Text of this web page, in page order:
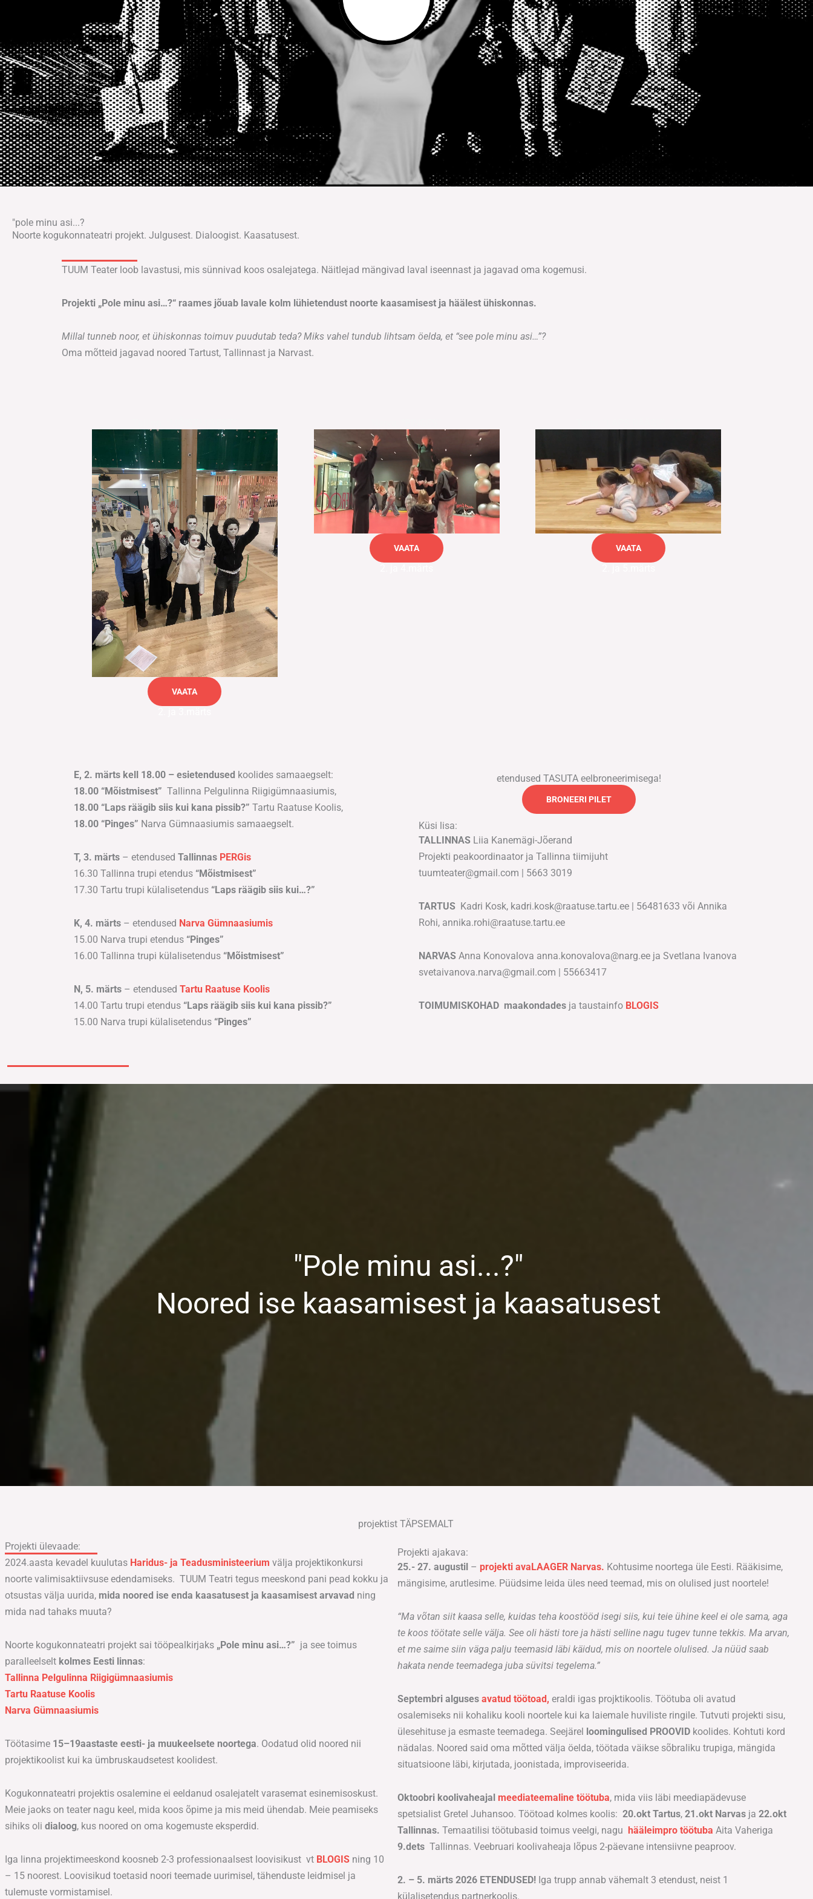
"pole minu asi...?
Noorte kogukonnateatri projekt. Julgusest. Dialoogist. Kaasatusest.
TUUM Teater loob lavastusi, mis sünnivad koos osalejatega. Näitlejad mängivad laval iseennast ja jagavad oma kogemusi.
Projekti „Pole minu asi…?“ raames jõuab lavale kolm lühietendust noorte kaasamisest ja häälest ühiskonnas.
Millal tunneb noor, et ühiskonnas toimuv puudutab teda? Miks vahel tundub lihtsam öelda, et “see pole minu asi…”?
Oma mõtteid jagavad noored Tartust, Tallinnast ja Narvast.
VAATA
VAATA VAATA
E, 2. märts kell 18.00 – esietendused koolides samaaegselt:
18.00 “Mõistmisest” Tallinna Pelgulinna Riigigümnaasiumis,
18.00 “Laps räägib siis kui kana pissib?” Tartu Raatuse Koolis,
18.00 “Pinges” Narva Gümnaasiumis samaaegselt.
T, 3. märts – etendused Tallinnas PERGis
16.30 Tallinna trupi etendus “Mõistmisest”
17.30 Tartu trupi külalisetendus “Laps räägib siis kui…?”
K, 4. märts – etendused Narva Gümnaasiumis
15.00 Narva trupi etendus “Pinges”
16.00 Tallinna trupi külalisetendus “Mõistmisest”
N, 5. märts – etendused Tartu Raatuse Koolis
14.00 Tartu trupi etendus “Laps räägib siis kui kana pissib?”
15.00 Narva trupi külalisetendus “Pinges”
etendused TASUTA eelbroneerimisega!
BRONEERI PILET
Küsi lisa:
TALLINNAS Liia Kanemägi-Jõerand
Projekti peakoordinaator ja Tallinna tiimijuht
tuumteater@gmail.com | 5663 3019
TARTUS Kadri Kosk, kadri.kosk@raatuse.tartu.ee | 56481633 või Annika
Rohi, annika.rohi@raatuse.tartu.ee
NARVAS Anna Konovalova anna.konovalova@narg.ee ja Svetlana Ivanova
svetaivanova.narva@gmail.com | 55663417
TOIMUMISKOHAD maakondades ja taustainfo BLOGIS
"Pole minu asi...?"
Noored ise kaasamisest ja kaasatusest
projektist TÄPSEMALT
Projekti ülevaade:
2024.aasta kevadel kuulutas Haridus- ja Teadusministeerium välja projektikonkursi
noorte valimisaktiivsuse edendamiseks. TUUM Teatri tegus meeskond pani pead kokku ja
otsustas välja uurida, mida noored ise enda kaasatusest ja kaasamisest arvavad ning
mida nad tahaks muuta?
Noorte kogukonnateatri projekt sai tööpealkirjaks „Pole minu asi…?” ja see toimus
paralleelselt kolmes Eesti linnas:
Tallinna Pelgulinna Riigigümnaasiumis
Tartu Raatuse Koolis
Narva Gümnaasiumis
Töötasime 15–19aastaste eesti- ja muukeelsete noortega. Oodatud olid noored nii
projektikoolist kui ka ümbruskaudsetest koolidest.
Kogukonnateatri projektis osalemine ei eeldanud osalejatelt varasemat esinemisoskust.
Meie jaoks on teater nagu keel, mida koos õpime ja mis meid ühendab. Meie peamiseks
sihiks oli dialoog, kus noored on oma kogemuste eksperdid.
Iga linna projektimeeskond koosneb 2-3 professionaalsest loovisikust vt BLOGIS ning 10
– 15 noorest. Loovisikud toetasid noori teemade uurimisel, tähenduste leidmisel ja
tulemuste vormistamisel.
Projekti ajakava:
25.- 27. augustil – projekti avaLAAGER Narvas. Kohtusime noortega üle Eesti. Rääkisime,
mängisime, arutlesime. Püüdsime leida üles need teemad, mis on olulised just noortele!
“Ma võtan siit kaasa selle, kuidas teha koostööd isegi siis, kui teie ühine keel ei ole sama, aga
te koos töötate selle välja. See oli hästi tore ja hästi selline nagu tugev tunne tekkis. Ma arvan,
et me saime siin väga palju teemasid läbi käidud, mis on noortele olulised. Ja nüüd saab
hakata nende teemadega juba süvitsi tegelema.”
Septembri algusesavatud töötoad, eraldi igas projktikoolis. Töötuba oli avatud
osalemiseks nii kohaliku kooli noortele kui ka laiemale huviliste ringile. Tutvuti projekti sisu,
ülesehituse ja esmaste teemadega. Seejärel loomingulised PROOVID koolides. Kohtuti kord
nädalas. Noored said oma mõtted välja öelda, töötada väikse sõbraliku trupiga, mängida
situatsioone läbi, kirjutada, joonistada, improviseerida.
Oktoobri koolivaheajal meediateemaline töötuba, mida viis läbi meediapädevuse
spetsialist Gretel Juhansoo. Töötoad kolmes koolis: 20.okt Tartus,21.okt Narvas ja22.okt
Tallinnas.Temaatilisi töötubasid toimus veelgi, naguhääleimpro töötuba Aita Vaheriga
9.dets Tallinnas.Veebruari koolivaheaja lõpus 2-päevane intensiivne peaproov.
2. – 5. märts 2026 ETENDUSED! Iga trupp annab vähemalt 3 etendust, neist 1
külalisetendus partnerkoolis.